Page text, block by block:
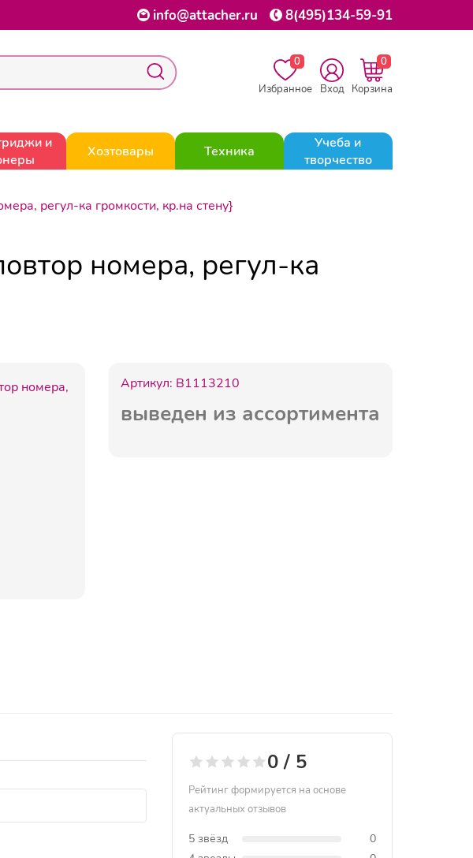
info@attacher.ru 8(495)134-59-91
0
Избранное
Вход
0
Корзина
и
Хозтовары Техника
Учеба и
творчество
регул-ка громкости, кр.на стену}
номера, регул-ка
Артикул: B1113210
выведен из ассортимента
0 / 5
Рейтинг формируется на основе
актуальных отзывов
5 звёзд
0